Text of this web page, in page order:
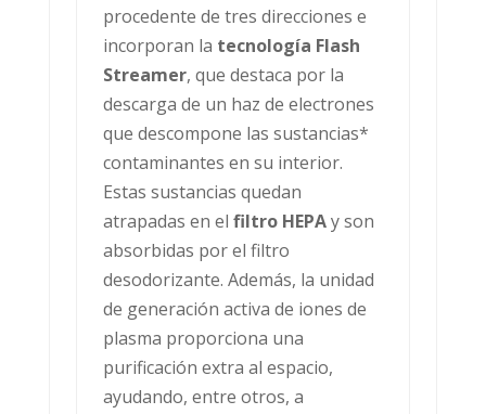
procedente de tres direcciones e
incorporan la tecnología Flash
Streamer, que destaca por la
descarga de un haz de electrones
que descompone las sustancias*
contaminantes en su interior.
Estas sustancias quedan
atrapadas en el filtro HEPAy son
absorbidas por el filtro
desodorizante. Además, la unidad
de generación activa de iones de
plasma proporciona una
purificación extra al espacio,
ayudando, entre otros, a